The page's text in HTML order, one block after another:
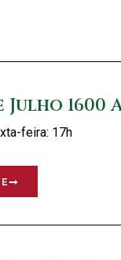
Julho 1600
feira: 17h